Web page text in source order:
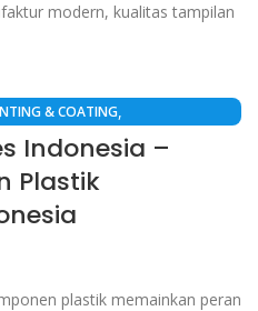
modern, kualitas tampilan
& COATING,
TINGGI,
Indonesia –
Plastik
plastik memainkan peran